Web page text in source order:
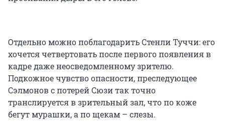
Отдельно можно поблагодарить Стенли Туччи: его
хочется четвертовать после первого появления в
кадре даже неосведомленному зрителю.
Подкожное чувство опасности, преследующее
Сэлмонов с потерей Сюзи так точно
транслируется в зрительный зал, что по коже
бегут мурашки, а по щекам – слезы.